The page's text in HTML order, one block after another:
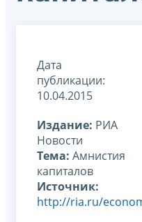
Дата
публикации:
10.04.2015
Издание: РИА
Новости
Тема: Амнистия
капиталов
Источник:
http://ria.ru/